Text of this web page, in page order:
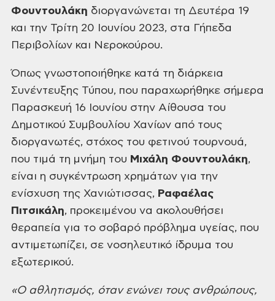
Φουντουλάκη διοργανώνεται τη Δευτέρα 19
και την Τρίτη 20 Ιουνίου 2023, στα Γήπεδα
Περιβολίων και Νεροκούρου.
Όπως γνωστοποιήθηκε κατά τη διάρκεια
Συνέντευξης Τύπου, που παραχωρήθηκε σήμερα
Παρασκευή 16 Ιουνίου στην Αίθουσα του
Δημοτικού Συμβουλίου Χανίων από τους
διοργανωτές, στόχος του φετινού τουρνουά,
που τιμά τη μνήμη του Μιχάλη Φουντουλάκη,
είναι η συγκέντρωση χρημάτων για την
ενίσχυση της Χανιώτισσας, Ραφαέλας
Πιτσικάλη, προκειμένου να ακολουθήσει
θεραπεία για το σοβαρό πρόβλημα υγείας, που
αντιμετωπίζει, σε νοσηλευτικό ίδρυμα του
εξωτερικού.
«Ο αθλητισμός, όταν ενώνει τουςανθρώπους,